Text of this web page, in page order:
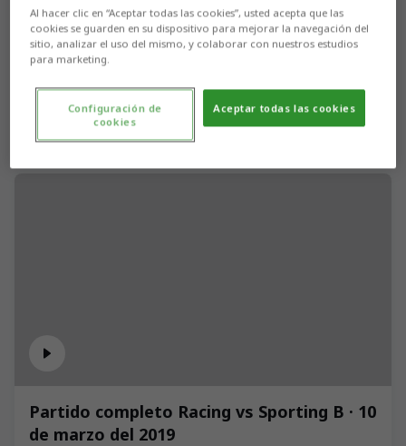
Partido completo Racing vs Sporting B · 10
de marzo del 2019
Al hacer clic en “Aceptar todas las cookies”, usted acepta que las
cookies se guarden en su dispositivo para mejorar la navegación del
sitio, analizar el uso del mismo, y colaborar con nuestros estudios
para marketing.
Aceptar todas las cookies
Configuración de
cookies